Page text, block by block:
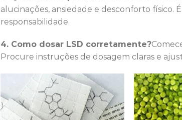
alucinações, ansiedade e desconforto físico.
responsabilidade.
4. Como dosar LSD corretamente?
Procure instruções de dosagem claras e